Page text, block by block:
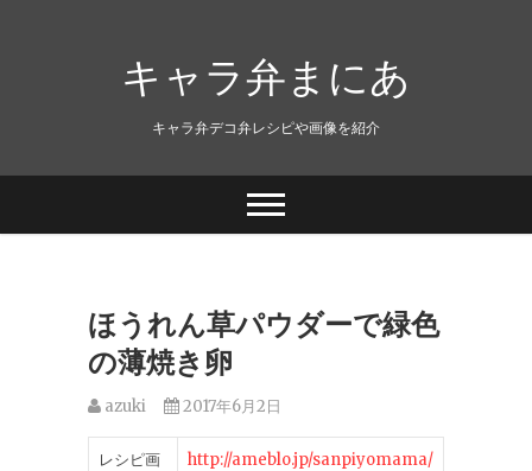
キャラ弁まにあ
キャラ弁デコ弁レシピや画像を紹介
ほうれん草パウダーで緑色
の薄焼き卵
azuki 2017年6月2日
レシピ画
http://ameblo.jp/sanpiyomama/